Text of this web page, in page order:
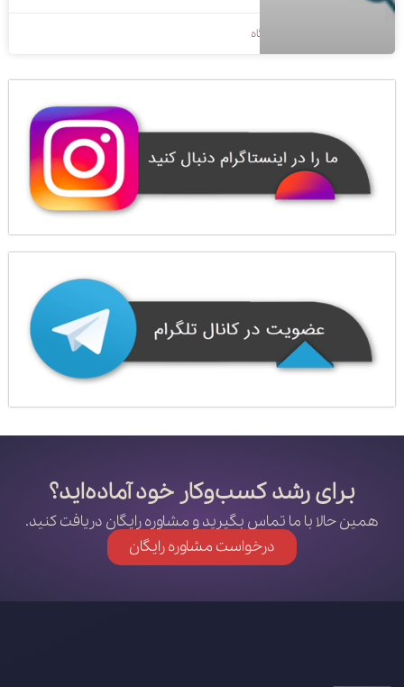
بدون دیدگاه
برای رشد کسب‌وکار خود آماده‌اید؟
همین حالا با ما تماس بگیرید و مشاوره رایگان دریافت کنید.
درخواست مشاوره رایگان